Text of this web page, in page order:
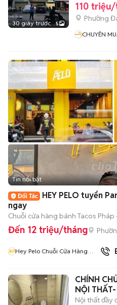
30 giây trước 5
110
Phường
CHUYÊN
Tin nổi bật
HEY PELO tuyển
ngay
Chuỗi cửa hàng bánh Tacos Pháp
Đến 12 triệu/tháng
Hey Pelo Chuỗi Cửa Hàng
CHÍNH
NỘI
Nội thất đầy